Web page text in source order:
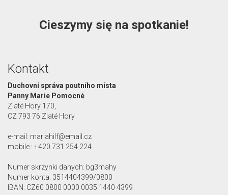
Cieszymy się na spotkanie!
Kontakt
Duchovní správa poutního místa
Panny Marie Pomocné
Zlaté Hory 170,
CZ 793 76 Zlaté Hory
e-mail: mariahilf@email.cz
mobile.: +420 731 254 224
Numer skrzynki danych: bg3mahy
Numer konta: 3514404399/0800
IBAN: CZ60 0800 0000 0035 1440 4399